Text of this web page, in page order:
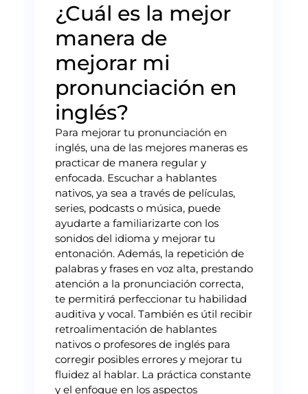
¿Cuál es la mejor
manera de
mejorar mi
pronunciación en
inglés?
Para mejorar tu pronunciación en
inglés, una de las mejores maneras es
practicar de manera regular y
enfocada. Escuchar a hablantes
nativos, ya sea a través de películas,
series, podcasts o música, puede
ayudarte a familiarizarte con los
sonidos del idioma y mejorar tu
entonación. Además, la repetición de
palabras y frases en voz alta, prestando
atención a la pronunciación correcta,
te permitirá perfeccionar tu habilidad
auditiva y vocal. También es útil recibir
retroalimentación de hablantes
nativos o profesores de inglés para
corregir posibles errores y mejorar tu
fluidez al hablar. La práctica constante
y el enfoque en los aspectos